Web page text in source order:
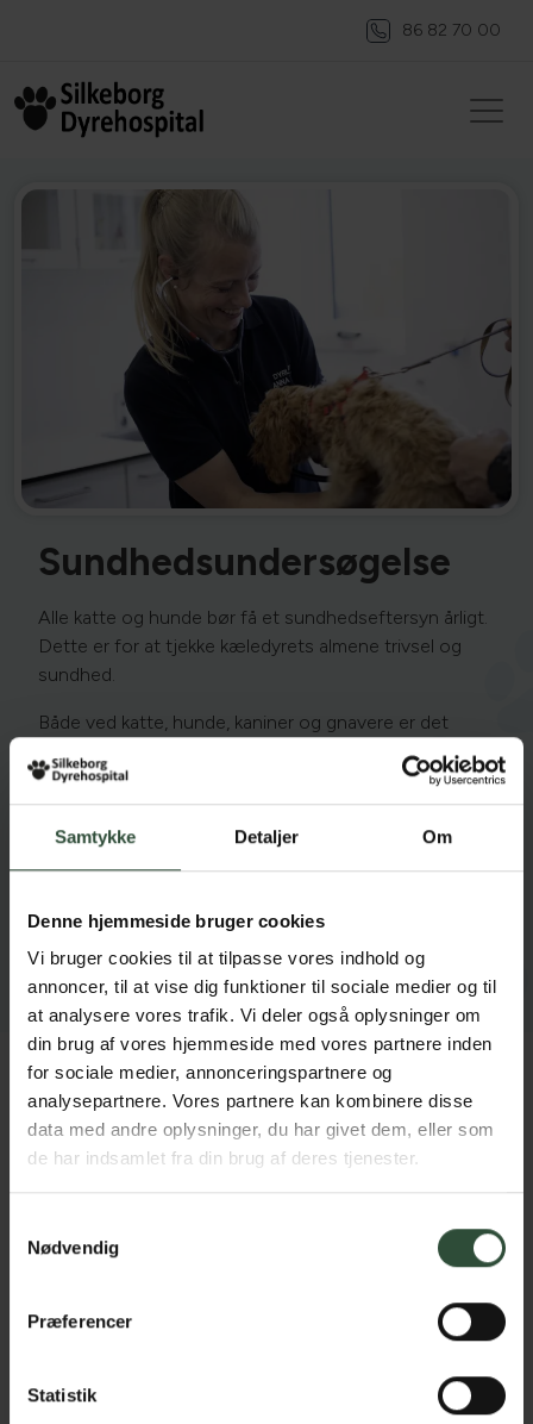
Samtykke Detaljer Om
Denne hjemmeside bruger cookies
Vi bruger cookies til at tilpasse vores indhold og
annoncer, til at vise dig funktioner til sociale medier og til
at analysere vores trafik. Vi deler også oplysninger om
din brug af vores hjemmeside med vores partnere inden
for sociale medier, annonceringspartnere og
analysepartnere. Vores partnere kan kombinere disse
data med andre oplysninger, du har givet dem, eller som
de har indsamlet fra din brug af deres tjenester.
Nødvendig
Præferencer
Statistik
86 82 70 00
Hvad leder du efter?
Sundhedsundersøgelse
Alle katte og hunde bør få et sundhedseftersyn årligt.
Dette er for at tjekke kæledyrets almene trivsel og
sundhed.
Både ved katte, hunde, kaniner og gnavere er det
vigtigt at behandle tandproblemer i tide, så kæledyret
undgår smerter. Desuden kan et sundhedseftersyn
være med til at opdage andre alvorlige problemer i tide
- f.eks. hjerteproblemer, knuder mv.
os selv, og derfor er det vigtigt at tjekke deres helbred
symptomer, før det måske er kritisk og alvorligt for
dyret.
Kaniner, marsvin og andre